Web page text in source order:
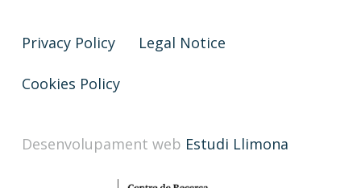
Privacy Policy Legal Notice
Cookies Policy
Desenvolupament web Estudi Llimona